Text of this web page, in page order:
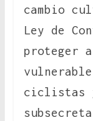
cambio
Ley de
proteger
ciclistas